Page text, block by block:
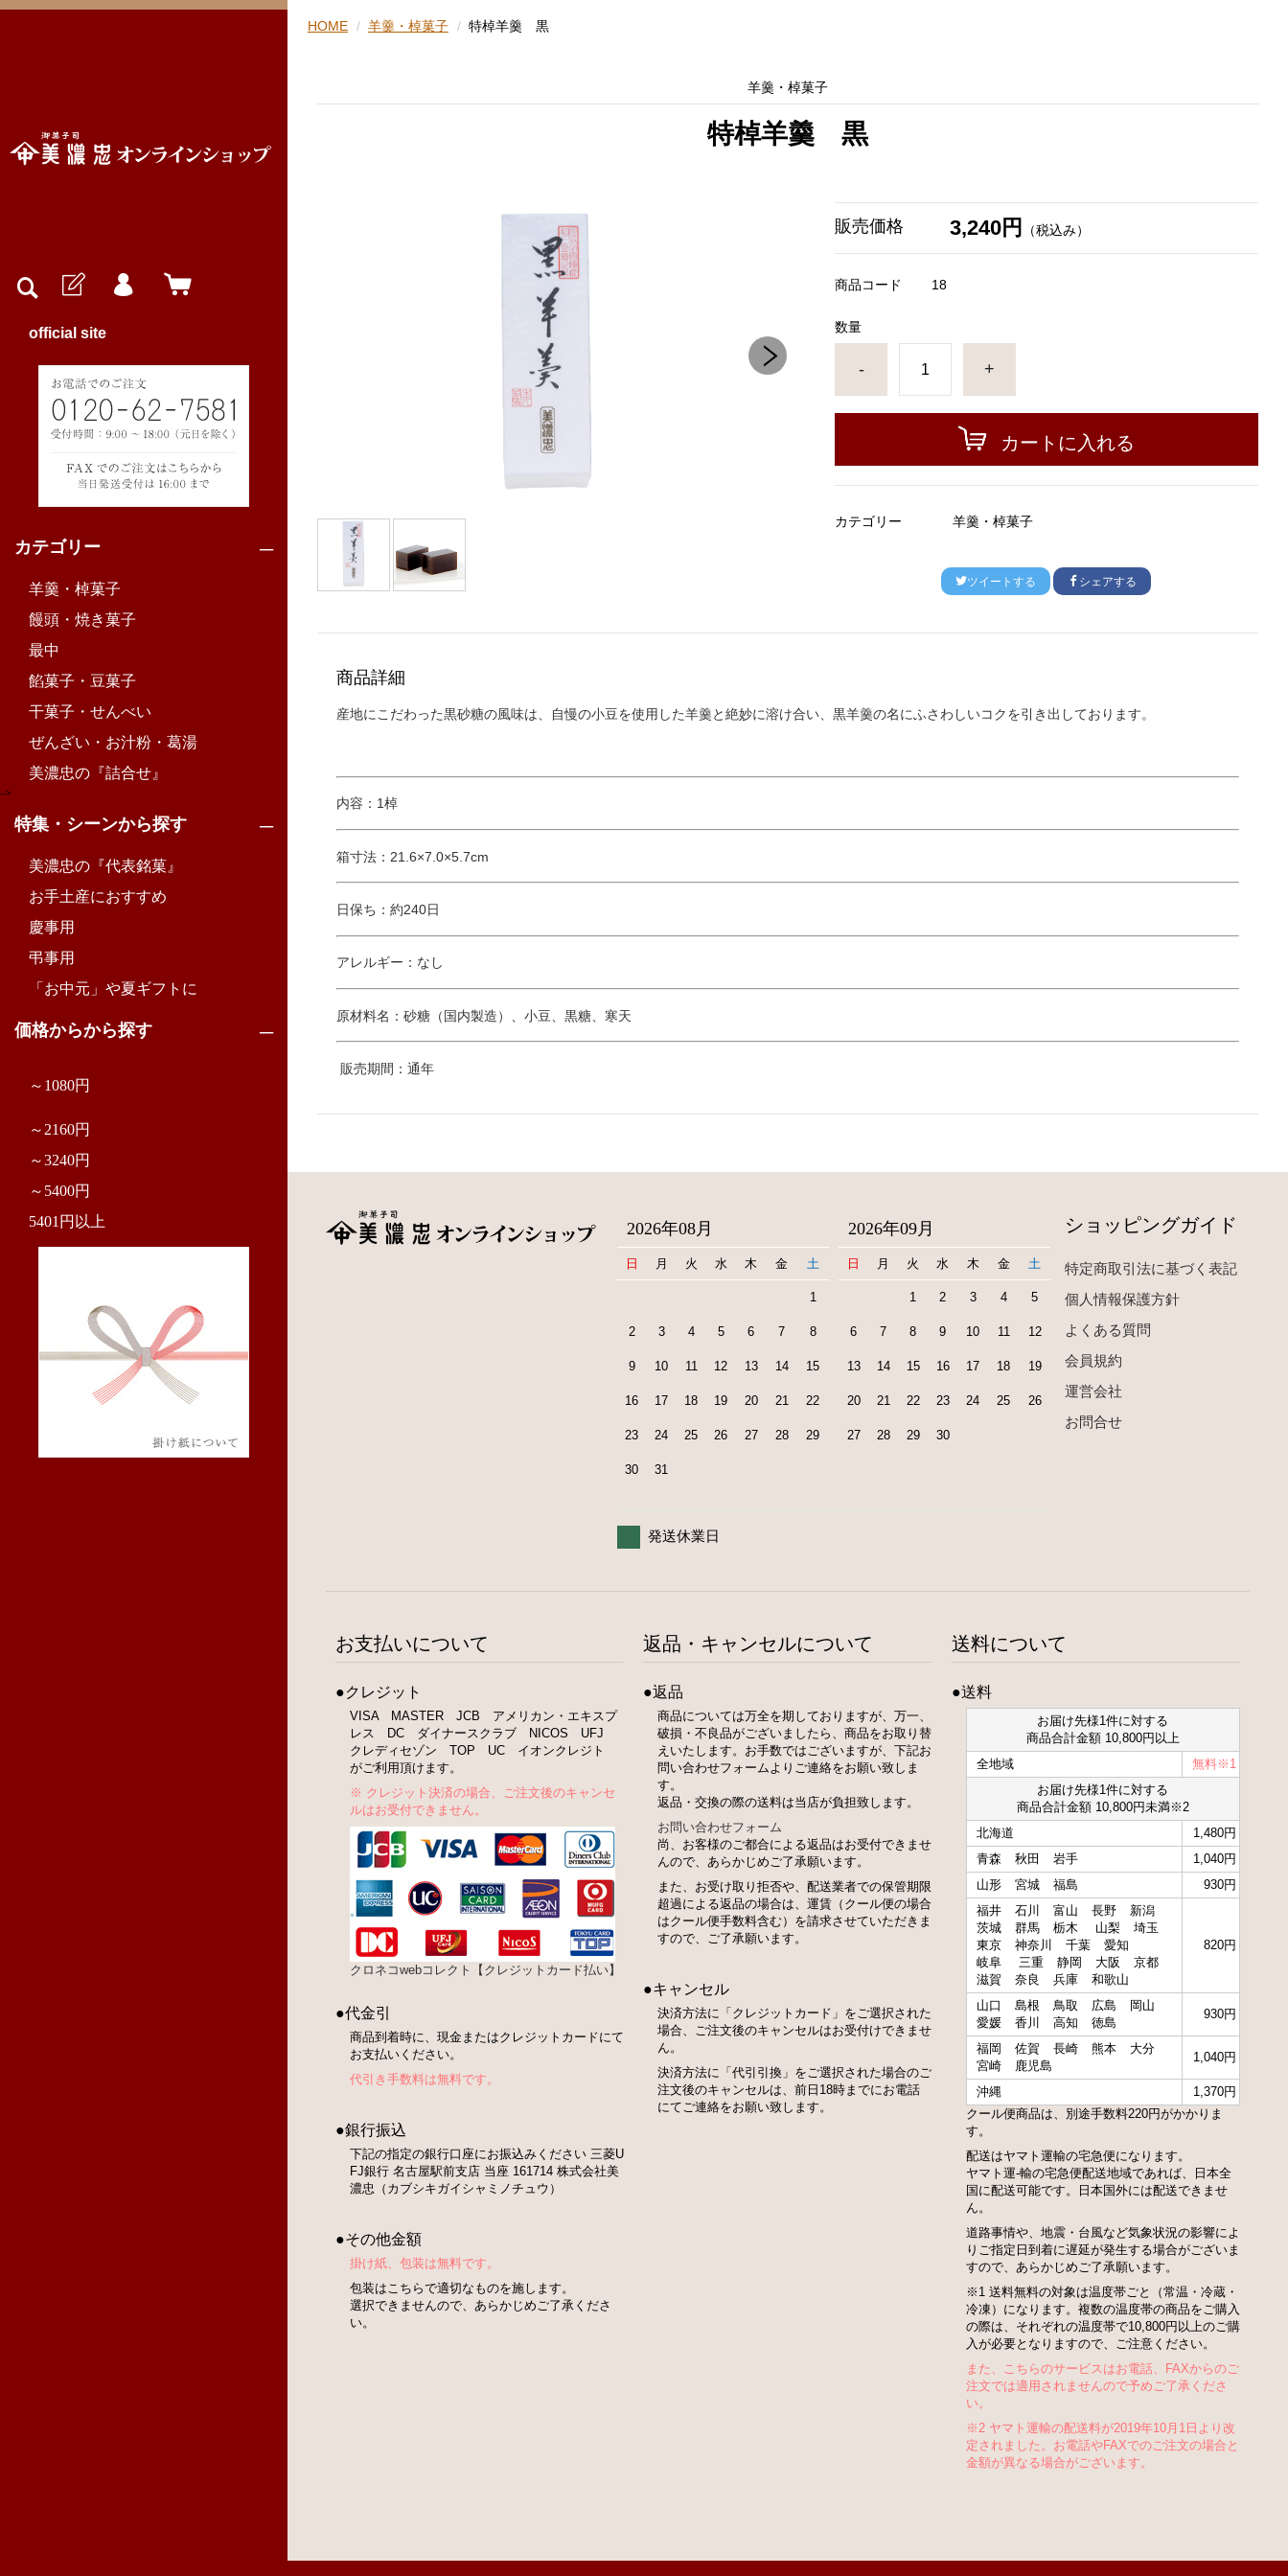
official site
カテゴリー
羊羹・棹菓子
饅頭・焼き菓子
最中
餡菓子・豆菓子
干菓子・せんべい
ぜんざい・お汁粉・葛湯
美濃忠の『詰合せ』
-->
特集・シーンから探す
美濃忠の『代表銘菓』
お手土産におすすめ
慶事用
弔事用
「お中元」や夏ギフトに
価格からから探す
～1080円
～2160円
～3240円
～5400円
5401円以上
HOME 羊羹・棹菓子 特棹羊羹 黒
羊羹・棹菓子
特棹羊羹 黒
販売価格 3,240円 （税込み）
商品コード 18
数量
- +
カートに入れる
カテゴリー 羊羹・棹菓子
ツイートする シェアする
商品詳細
産地にこだわった黒砂糖の風味は、自慢の小豆を使用した羊羹と絶妙に溶け合い、黒羊羹の名にふさわしいコクを引き出しております。
内容：1棹
箱寸法：21.6×7.0×5.7cm
日保ち：約240日
アレルギー：なし
原材料名：砂糖（国内製造）、小豆、黒糖、寒天
販売期間：通年
2026年08月
日 月 火 水 木 金 土
1
2 3 4 5 6 7 8
9 10 11 12 13 14 15
16 17 18 19 20 21 22
23 24 25 26 27 28 29
30 31
2026年09月
日 月 火 水 木 金 土
1 2 3 4 5
6 7 8 9 10 11 12
13 14 15 16 17 18 19
20 21 22 23 24 25 26
27 28 29 30
発送休業日
ショッピングガイド
特定商取引法に基づく表記
個人情報保護方針
よくある質問
会員規約
運営会社
お問合せ
お支払いについて
●クレジット
VISA MASTER JCB アメリカン・エキスプ
レス DC ダイナースクラブ NICOS UFJ
クレディセゾン TOP UC イオンクレジト
がご利用頂けます。
※ クレジット決済の場合、ご注文後のキャンセ
ルはお受付できません。
クロネコwebコレクト【クレジットカード払い】
●代金引
商品到着時に、現金またはクレジットカードにて
お支払いください。
代引き手数料は無料です。
●銀行振込
下記の指定の銀行口座にお振込みください 三菱U
FJ銀行 名古屋駅前支店 当座 161714 株式会社美
濃忠（カブシキガイシャミノチュウ）
●その他金額
掛け紙、包装は無料です。
包装はこちらで適切なものを施します。
選択できませんので、あらかじめご了承くださ
い。
返品・キャンセルについて
●返品
商品については万全を期しておりますが、万一、
破損・不良品がございましたら、商品をお取り替
えいたします。お手数ではございますが、下記お
問い合わせフォームよりご連絡をお願い致しま
す。
返品・交換の際の送料は当店が負担致します。
お問い合わせフォーム
尚、お客様のご都合による返品はお受付できませ
んので、あらかじめご了承願います。
また、お受け取り拒否や、配送業者での保管期限
超過による返品の場合は、運賃（クール便の場合
はクール便手数料含む）を請求させていただきま
すので、ご了承願います。
●キャンセル
決済方法に「クレジットカード」をご選択された
場合、ご注文後のキャンセルはお受付けできませ
ん。
決済方法に「代引引換」をご選択された場合のご
注文後のキャンセルは、前日18時までにお電話
にてご連絡をお願い致します。
送料について
●送料
お届け先様1件に対する
商品合計金額 10,800円以上
全地域
無料※1
お届け先様1件に対する
商品合計金額 10,800円未満※2
北海道
1,480円
青森
秋田 岩手
1,040円
山形
宮城 福島
930円
福井
石川 富山 長野
新潟
茨城
群馬 栃木 山梨
埼玉
東京
神奈川 千葉
愛知
岐阜
三重 静岡 大阪
京都
滋賀
奈良 兵庫 和歌山
820円
山口 島根 鳥取 広島
岡山
愛媛
香川 高知 徳島
930円
福岡 佐賀 長崎 熊本
大分
宮崎
鹿児島
1,040円
沖縄
1,370円
クール便商品は、別途手数料220円がかかりま
す。
配送はヤマト運輸の宅急便になります。
ヤマト運-輸の宅急便配送地域であれば、日本全
国に配送可能です。日本国外には配送できませ
ん。
道路事情や、地震・台風など気象状況の影響によ
りご指定日到着に遅延が発生する場合がございま
すので、あらかじめご了承願います。
※1 送料無料の対象は温度帯ごと（常温・冷蔵・
冷凍）になります。複数の温度帯の商品をご購入
の際は、それぞれの温度帯で10,800円以上のご購
入が必要となりますので、ご注意ください。
また、こちらのサービスはお電話、FAXからのご
注文では適用されませんので予めご了承くださ
い。
※2 ヤマト運輸の配送料が2019年10月1日より改
定されました。お電話やFAXでのご注文の場合と
金額が異なる場合がございます。